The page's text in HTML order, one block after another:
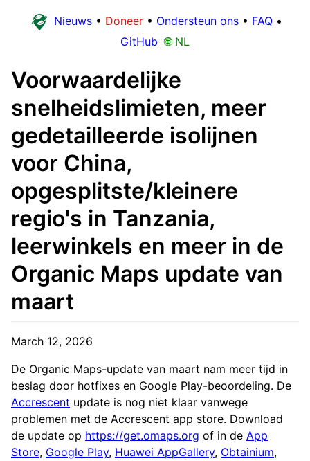
Nieuws • Doneer • Ondersteun ons • FAQ •
GitHub 🌐 NL
Voorwaardelijke
snelheidslimieten, meer
gedetailleerde isolijnen
voor China,
opgesplitste/kleinere
regio's in Tanzania,
leerwinkels en meer in de
Organic Maps update van
maart
March 12, 2026
De Organic Maps-update van maart nam meer tijd in
beslag door hotfixes en Google Play-beoordeling. De
Accrescent update is nog niet klaar vanwege
problemen met de Accrescent app store. Download
de update op https://get.omaps.org of in de App
Store, Google Play, Huawei AppGallery, Obtainium,